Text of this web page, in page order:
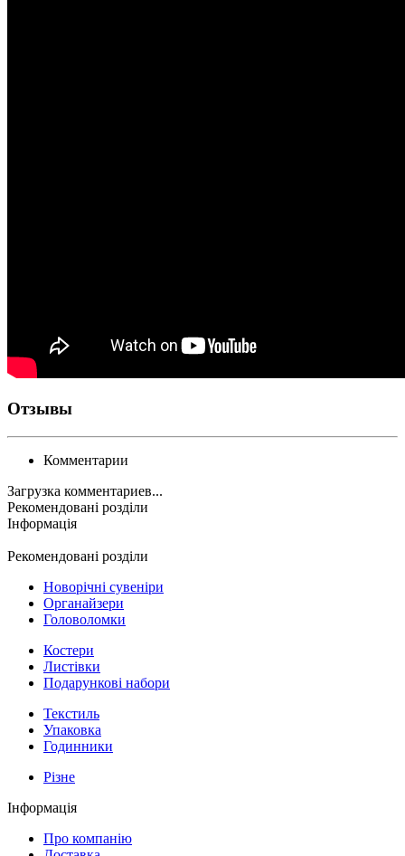
Отзывы
Комментарии
Загрузка комментариев...
Рекомендовані розділи
Інформація
Рекомендовані розділи
Новорічні сувеніри
Органайзери
Головоломки
Костери
Листівки
Подарункові набори
Текстиль
Упаковка
Годинники
Різне
Інформація
Про компанію